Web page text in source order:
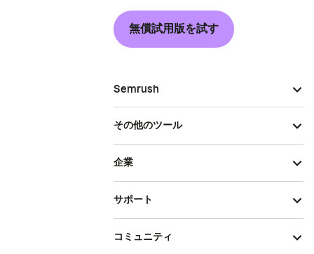
無償試用版を試す
Semrush
その他のツール
企業
サポート
コミュニティ